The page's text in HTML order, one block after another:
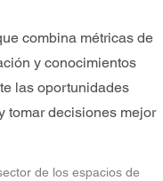
combina métricas de
y conocimientos
las oportunidades
tomar decisiones mejor
de los espacios de